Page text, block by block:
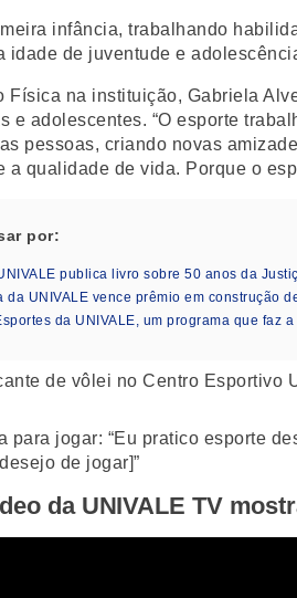
infância, trabalhando
idade de juventude e
Física na instituição, Gabriela
e adolescentes. “O esporte
pessoas, criando novas
a qualidade de vida. Porque o
por:
publica livro sobre 50 anos da
da UNIVALE vence prêmio em construção
da UNIVALE, um programa que faz
para jogar: “Eu pratico esporte
de jogar]”
da UNIVALE TV